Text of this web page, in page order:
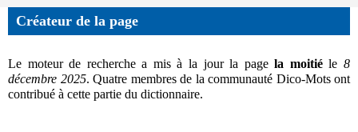
Créateur de la page
Le moteur de recherche a mis à la jour la pagela moitiéle8
décembre 2025. Quatre membres de la communauté Dico-Mots ont
contribué à cette partie du dictionnaire.